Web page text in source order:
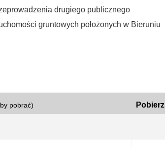
drugiego publicznego
gruntowych położonych w Bieruniu
pobrać) Pobierz